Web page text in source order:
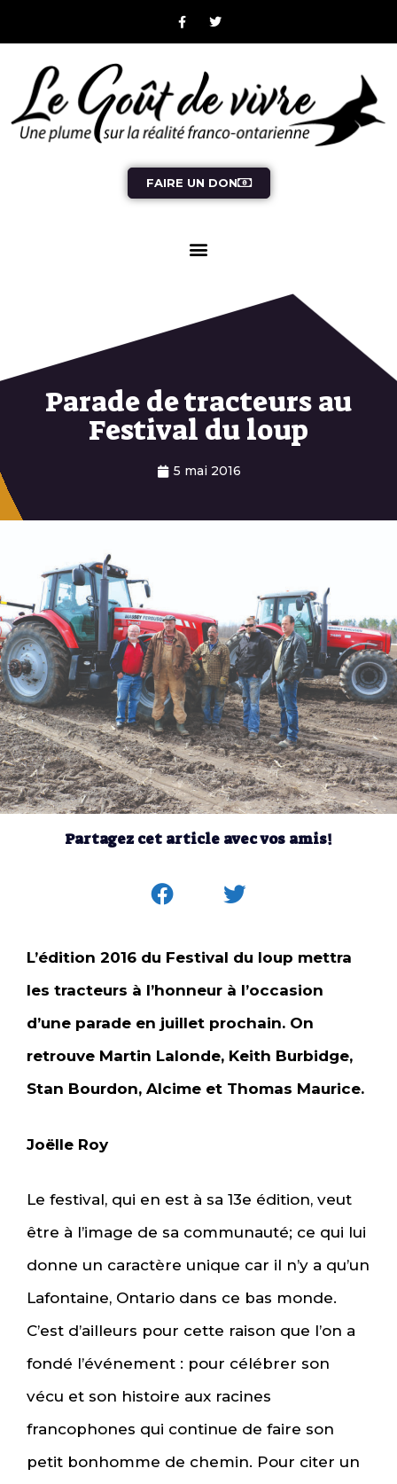
FAIRE UN DON
Parade de tracteurs au
Festival du loup
5 mai 2016
Partagez cet article avec vos amis!
L’édition 2016 du Festival du loup mettra
les tracteurs à l’honneur à l’occasion
d’une parade en juillet prochain. On
retrouve Martin Lalonde, Keith Burbidge,
Stan Bourdon, Alcime et Thomas Maurice.
Joëlle Roy
Le festival, qui en est à sa 13e édition, veut
être à l’image de sa communauté; ce qui lui
donne un caractère unique car il n’y a qu’un
Lafontaine, Ontario dans ce bas monde.
C’est d’ailleurs pour cette raison que l’on a
fondé l’événement : pour célébrer son
vécu et son histoire aux racines
francophones qui continue de faire son
petit bonhomme de chemin. Pour citer un